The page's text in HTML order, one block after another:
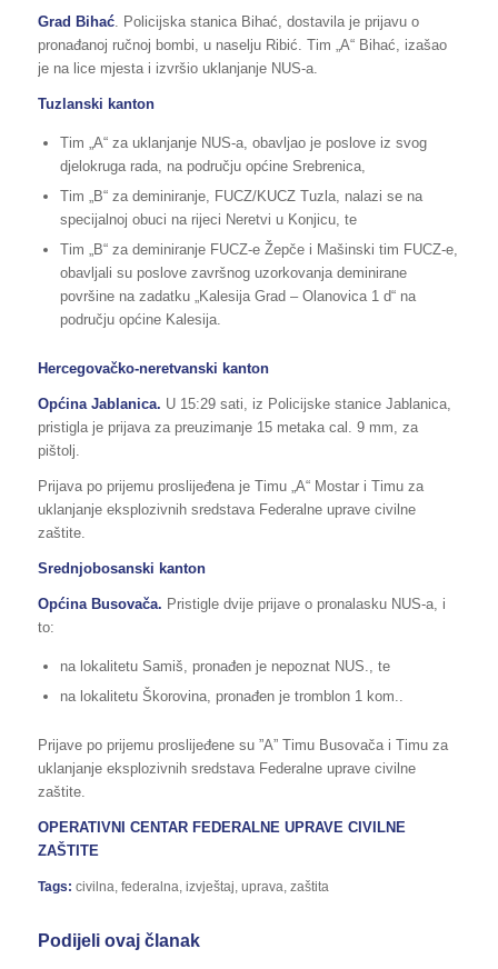
Grad Bihać. Policijska stanica Bihać, dostavila je prijavu o
pronađanoj ručnoj bombi, u naselju Ribić. Tim „A“ Bihać, izašao
je na lice mjesta i izvršio uklanjanje NUS-a.
Tuzlanski kanton
Tim „A“ za uklanjanje NUS-a, obavljao je poslove iz svog
djelokruga rada, na području općine Srebrenica,
Tim „B“ za deminiranje, FUCZ/KUCZ Tuzla, nalazi se na
specijalnoj obuci na rijeci Neretvi u Konjicu, te
Tim „B“ za deminiranje FUCZ-e Žepče i Mašinski tim FUCZ-e,
obavljali su poslove završnog uzorkovanja deminirane
površine na zadatku „Kalesija Grad – Olanovica 1 d“ na
području općine Kalesija.
Hercegovačko-neretvanski kanton
Općina Jablanica. U 15:29 sati, iz Policijske stanice Jablanica,
pristigla je prijava za preuzimanje 15 metaka cal. 9 mm, za
pištolj.
Prijava po prijemu proslijeđena je Timu „A“ Mostar i Timu za
uklanjanje eksplozivnih sredstava Federalne uprave civilne
zaštite.
Srednjobosanski kanton
Općina Busovača. Pristigle dvije prijave o pronalasku NUS-a, i
to:
na lokalitetu Samiš, pronađen je nepoznat NUS., te
na lokalitetu Škorovina, pronađen je tromblon 1 kom..
Prijave po prijemu proslijeđene su ”A” Timu Busovača i Timu za
uklanjanje eksplozivnih sredstava Federalne uprave civilne
zaštite.
OPERATIVNI CENTAR FEDERALNE UPRAVE CIVILNE
ZAŠTITE
Tags: civilna federalna izvještaj uprava zaštita
Podijeli ovaj članak